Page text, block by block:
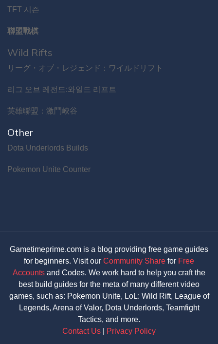
TFT 시즌
聯盟戰棋
Wild Rifts
リーグ・オブ・レジェンド：ワイルドリフト
리그 오브 레전드:와일드 리프트
英雄聯盟：激鬥峽谷
Other
Dota Underlords Builds
Pokemon Unite Counter
Gametimeprime.com is a blog providing free game guides
for beginners. Visit our Community Share for Free
Accounts and Codes. We work hard to help you craft the
best build guides for the meta of many different video
games, such as: Pokemon Unite, LoL: Wild Rift, League of
Legends, Arena of Valor, Dota Underlords, Teamfight
Tactics, and more.
Contact Us
Privacy Policy